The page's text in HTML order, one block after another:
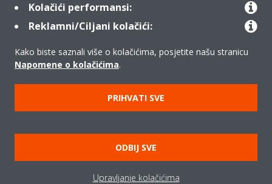
Proizvodi
Copyright © Daikin
Obavijest o kolačićima
Pravilnik o zaštiti privatnosti podataka
Kolačići performansi:
Reklamni/Ciljani kolačići:
Kako biste saznali više o kolačićima, posjetite našu stranicu
Napomene o kolačićima.
PRIHVATI SVE
ODBIJ SVE
Upravljanje kolačićima